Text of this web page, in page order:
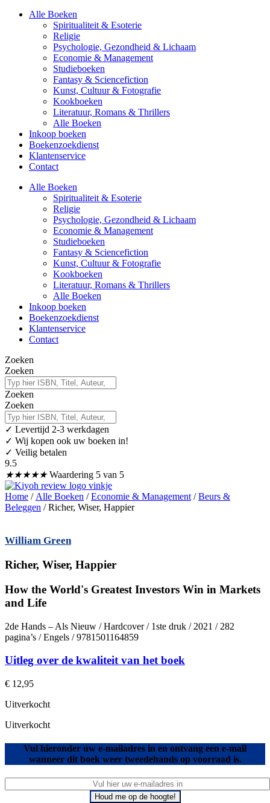
Alle Boeken
Spiritualiteit & Esoterie
Religie
Psychologie, Gezondheid & Lichaam
Economie & Management
Studieboeken
Fantasy & Sciencefiction
Kunst, Cultuur & Fotografie
Kookboeken
Literatuur, Romans & Thrillers
Alle Boeken
Inkoop boeken
Boekenzoekdienst
Klantenservice
Contact
Alle Boeken
Spiritualiteit & Esoterie
Religie
Psychologie, Gezondheid & Lichaam
Economie & Management
Studieboeken
Fantasy & Sciencefiction
Kunst, Cultuur & Fotografie
Kookboeken
Literatuur, Romans & Thrillers
Alle Boeken
Inkoop boeken
Boekenzoekdienst
Klantenservice
Contact
Zoeken
Zoeken
Zoeken
Zoeken
✓ Levertijd 2-3 werkdagen
✓ Wij kopen ook uw boeken in!
✓ Veilig betalen
9.5
★★★★★ Waardering 5 van 5
Home / Alle Boeken /Economie & Management /Beurs &
Beleggen / Richer, Wiser, Happier
William Green
Richer, Wiser, Happier
How the World's Greatest Investors Win in Markets
and Life
2de Hands – Als Nieuw / Hardcover / 1ste druk / 2021 / 282
pagina’s / Engels / 9781501164859
Uitleg over de kwaliteit van het boek
€ 12,95
Uitverkocht
Uitverkocht
Vul hieronder uw e-mailadres in en ontvang een e-mail
wanneer dit boek weer tweedehands op voorraad is.
Houd me op de hoogte!